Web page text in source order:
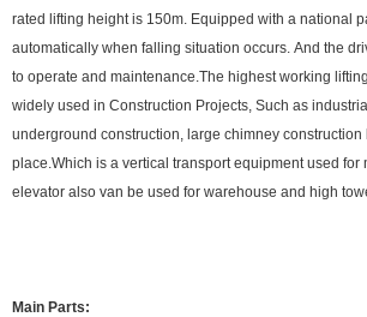
rated lifting height is 150m. Equipped with a national
automatically when falling situation occurs. And the
to operate and maintenance.The highest working
widely used in Construction Projects, Such as
underground construction, large chimney
place.Which is a vertical transport equipment used
elevator also van be used for warehouse and high
Main Parts: